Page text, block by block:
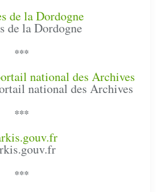
de la Dordogne
***
national des Archives
***
***